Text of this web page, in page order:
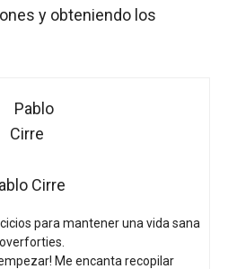
y obteniendo los
Cirre
para mantener una vida sana
Me encanta recopilar